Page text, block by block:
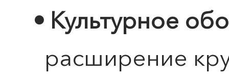
• Культурное
расширение